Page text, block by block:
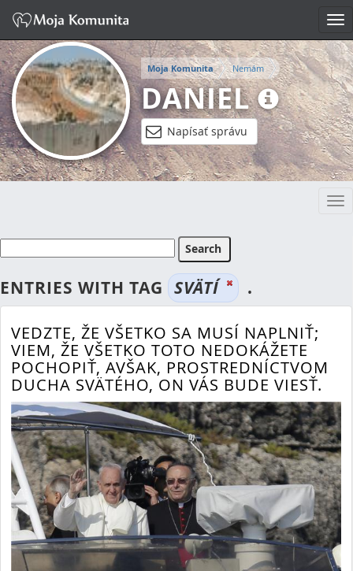
Moja Komunita Nemám
DANIEL
Napísať správu
ENTRIES WITH TAG SVÄTÍ .
VEDZTE, ŽE VŠETKO SA MUSÍ NAPLNIŤ;
VIEM, ŽE VŠETKO TOTO NEDOKÁŽETE
POCHOPIŤ, AVŠAK, PROSTREDNÍCTVOM
DUCHA SVÄTÉHO, ON VÁS BUDE VIESŤ.